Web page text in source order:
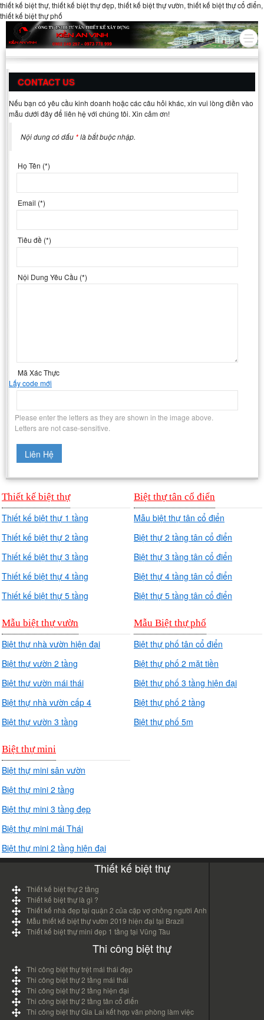
thiết kế biệt thự, thiết kế biệt thự đẹp, thiết kế biệt thự vườn, thiết kế biệt thự cổ điển,
thiết kế biệt thự phố
CONTACT US
Nếu bạn có yêu cầu kinh doanh hoặc các câu hỏi khác, xin vui lòng điền vào
mẫu dưới đây để liên hệ với chúng tôi. Xin cảm ơn!
Nội dung có dấu *là bắt buộc nhập.
Họ Tên (*)
Email (*)
Tiêu đề (*)
Nội Dung Yêu Cầu (*)
Mã Xác Thực
Lấy code mới
Please enter the letters as they are shown in the image above.
Letters are not case-sensitive.
Thiết kế biệt thự
Thiết kế biệt thự 1 tầng
Thiết kế biệt thự 2 tầng
Thiết kế biệt thự 3 tầng
Thiết kế biệt thự 4 tầng
Thiết kế biệt thự 5 tầng
Biệt thự tân cổ điển
Mẫu biệt thự tân cổ điển
Biệt thự 2 tầng tân cổ điển
Biệt thự 3 tầng tân cổ điển
Biệt thự 4 tầng tân cổ điển
Biệt thự 5 tầng tân cổ điển
Mẫu biệt thự vườn
Biệt thự nhà vườn hiện đại
Biệt thự vườn 2 tầng
Biệt thự vườn mái thái
Biệt thự nhà vườn cấp 4
Biệt thự vườn 3 tầng
Mẫu Biệt thự phố
Biệt thự phố tân cổ điển
Biệt thự phố 2 mặt tiền
Biệt thự phố 3 tầng hiện đại
Biệt thự phố 2 tầng
Biệt thự phố 5m
Biệt thự mini
Biệt thự mini sân vườn
Biệt thự mini 2 tầng
Biệt thự mini 3 tầng đẹp
Biệt thự mini mái Thái
Biệt thự mini 2 tầng hiện đại
Thiết kế biệt thự
Thiết kế biệt thự 2 tầng
Thiết kế biệt thự là gì ?
Thiết kế nhà đẹp tại quận 2 của cặp vợ chồng người Anh
Mẫu thiết kế biệt thự vườn 2019 hiện đại tại Brazil
Thiết kế biệt thự mini đẹp 1 tầng tại Vũng Tàu
Thi công biệt thự
Thi công biệt thự trệt mái thái đẹp
Thi công biệt thự 2 tầng mái thái
Thi công biệt thự 2 tầng hiện đại
Thi công biệt thự 2 tầng tân cổ điển
Thi công biệt thự Gia Lai kết hợp văn phòng làm việc